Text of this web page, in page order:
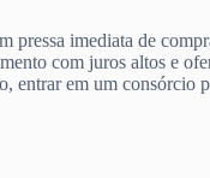
pressa imediata de
com juros altos e
entrar em um consórcio